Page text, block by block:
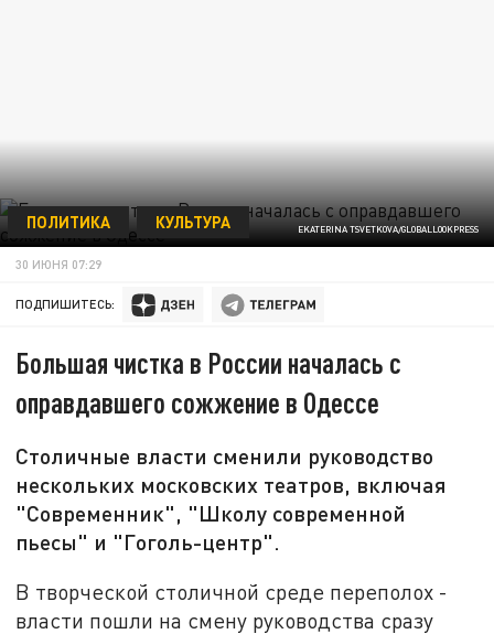
EKATERINA TSVETKOVA/GLOBALLOOKPRESS
ПОЛИТИКА КУЛЬТУРА
30 ИЮНЯ 07:29
ПОДПИШИТЕСЬ:
Большая чистка в России началась с
оправдавшего сожжение в Одессе
Столичные власти сменили руководство
нескольких московских театров, включая
"Современник", "Школу современной
пьесы" и "Гоголь-центр".
В творческой столичной среде переполох -
власти пошли на смену руководства сразу